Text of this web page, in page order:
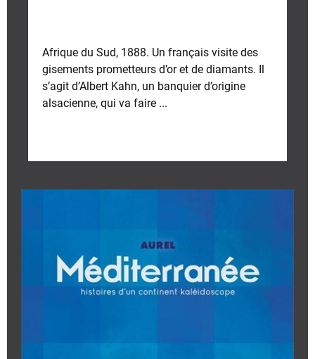
Afrique du Sud, 1888. Un français visite des
gisements prometteurs d’or et de diamants. Il
s’agit d’Albert Kahn, un banquier d’origine
alsacienne, qui va faire ...